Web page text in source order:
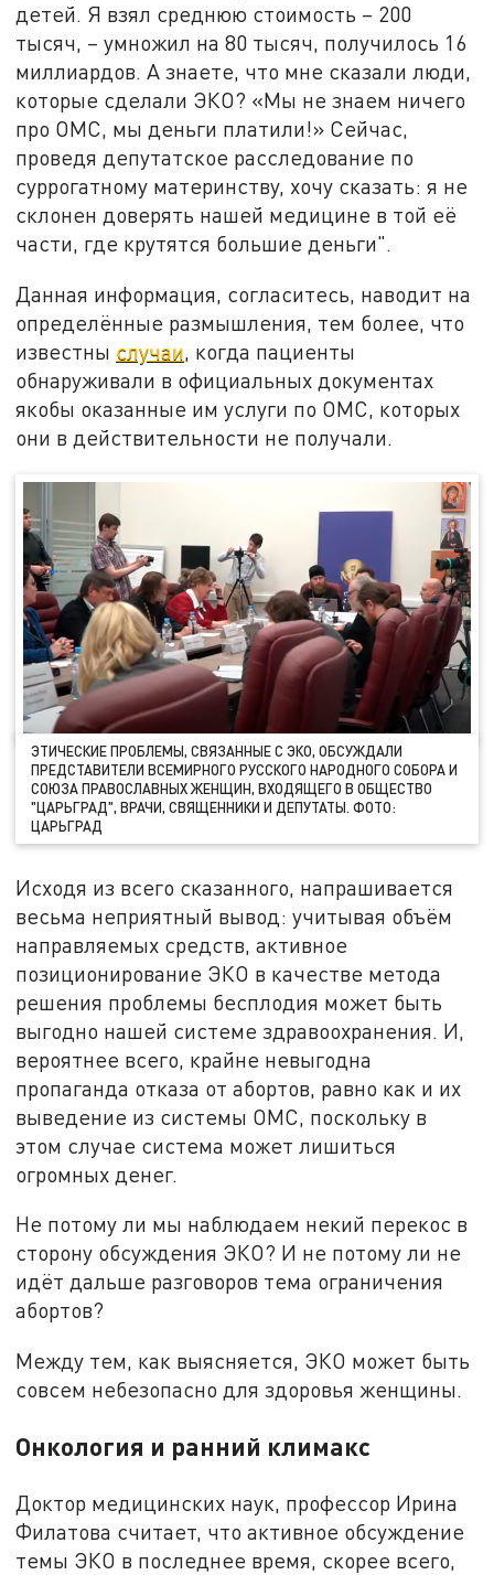
детей. Я взял среднюю стоимость – 200
тысяч, – умножил на 80 тысяч, получилось 16
миллиардов. А знаете, что мне сказали люди,
которые сделали ЭКО? «Мы не знаем ничего
про ОМС, мы деньги платили!» Сейчас,
проведя депутатское расследование по
суррогатному материнству, хочу сказать: я не
склонен доверять нашей медицине в той её
части, где крутятся большие деньги".
Данная информация, согласитесь, наводит на
определённые размышления, тем более, что
известны случаи, когда пациенты
обнаруживали в официальных документах
якобы оказанные им услуги по ОМС, которых
они в действительности не получали.
ЭТИЧЕСКИЕ ПРОБЛЕМЫ, СВЯЗАННЫЕ С ЭКО, ОБСУЖДАЛИ
ПРЕДСТАВИТЕЛИ ВСЕМИРНОГО РУССКОГО НАРОДНОГО СОБОРА И
СОЮЗА ПРАВОСЛАВНЫХ ЖЕНЩИН, ВХОДЯЩЕГО В ОБЩЕСТВО
"ЦАРЬГРАД", ВРАЧИ, СВЯЩЕННИКИ И ДЕПУТАТЫ. ФОТО:
ЦАРЬГРАД
Исходя из всего сказанного, напрашивается
весьма неприятный вывод: учитывая объём
направляемых средств, активное
позиционирование ЭКО в качестве метода
решения проблемы бесплодия может быть
выгодно нашей системе здравоохранения. И,
вероятнее всего, крайне невыгодна
пропаганда отказа от абортов, равно как и их
выведение из системы ОМС, поскольку в
этом случае система может лишиться
огромных денег.
Не потому ли мы наблюдаем некий перекос в
сторону обсуждения ЭКО? И не потому ли не
идёт дальше разговоров тема ограничения
абортов?
Между тем, как выясняется, ЭКО может быть
совсем небезопасно для здоровья женщины.
Онкология и ранний климакс
Доктор медицинских наук, профессор Ирина
Филатова считает, что активное обсуждение
темы ЭКО в последнее время, скорее всего,